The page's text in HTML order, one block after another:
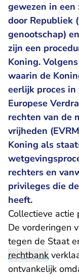
gewezen in een
door Republiek
genootschap)
zijn een
Koning.
waarin de
eerlijk proces
Europese
rechten van de
vrijheden
Koning als
rechters en
privileges die
heeft.
Collectieve actie
De vorderingen
tegen de Staat
rechtbank
ontvankelijk